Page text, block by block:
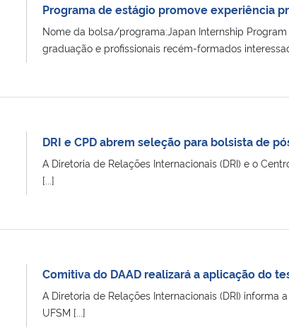
Programa de estágio promove experiência
Nome da bolsa/programa:Japan Internship
graduação e profissionais recém-formados
DRI e CPD abrem seleção para bolsista de
A Diretoria de Relações Internacionais (DRI) e o
[...]
Comitiva do DAAD realizará a aplicação do
A Diretoria de Relações Internacionais (DRI)
UFSM [...]